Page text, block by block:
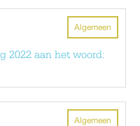
Algemeen
2022 aan het woord:
Algemeen